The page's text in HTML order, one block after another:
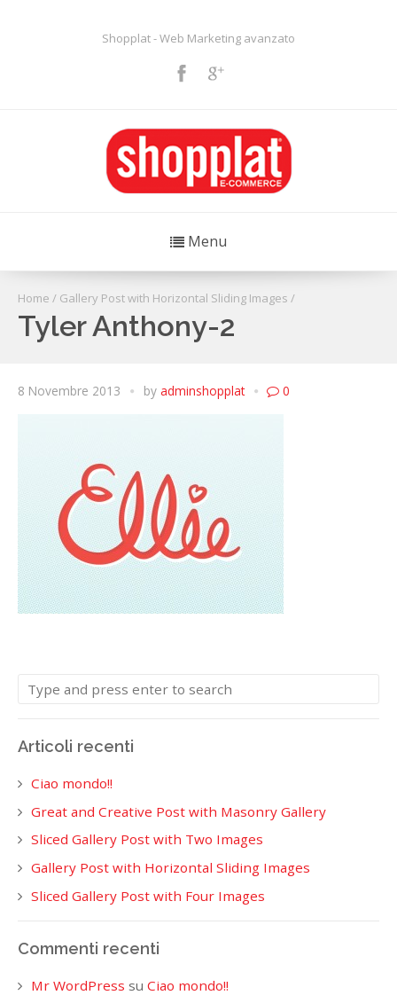
Shopplat - Web Marketing avanzato
Menu
Home / Gallery Post with Horizontal Sliding Images /
Tyler Anthony-2
8 Novembre 2013 by adminshopplat 0
Articoli recenti
Ciao mondo!!
Great and Creative Post with Masonry Gallery
Sliced Gallery Post with Two Images
Gallery Post with Horizontal Sliding Images
Sliced Gallery Post with Four Images
Commenti recenti
Mr WordPress suCiao mondo!!